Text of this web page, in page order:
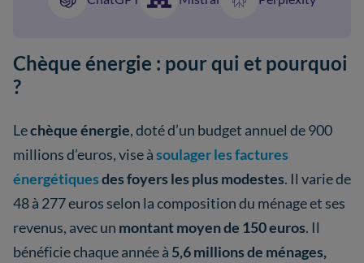
Chèque énergie : pour qui et pourquoi
?
Lechèque énergie, doté d’un budget annuel de 900
millions d’euros, vise àsoulager les factures
énergétiquesdes foyers les plus modestes. Il varie de
48 à 277 euros selon la composition du ménage et ses
revenus, avec un montant moyen de 150 euros. Il
bénéficie chaque année à 5,6 millions de ménages,